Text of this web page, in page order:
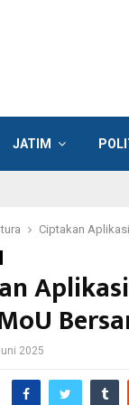
JATIM
Ciptakan
2025